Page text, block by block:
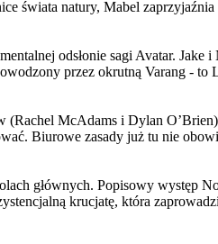
świata natury, Mabel
odsłonie sagi Avatar.
przez okrutną Varang -
McAdams i Dylan
Biurowe zasady już tu nie
głównych. Popisowy występ
krucjatę, która